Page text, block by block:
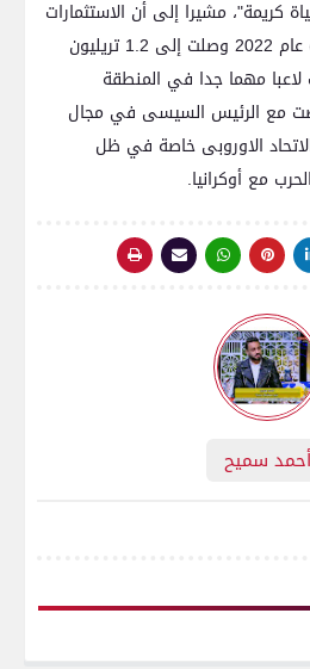
كريمة"، مشيرا إلى أن الاستثمارات
في قطاع البترول والطاقة عام 2022 وصلت إلى 1.2 تريليون
مهما جدا في المنطقة
مع الرئيس السيسى في مجال
الاوروبى خاصة في ظل
مع أوكرانيا.
أحمد سميح